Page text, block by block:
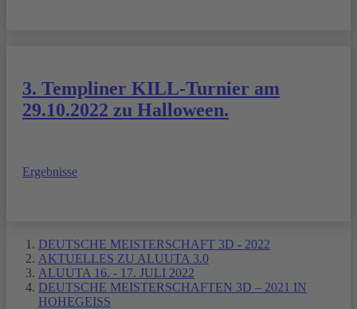
3. Templiner KILL-Turnier am
29.10.2022 zu Halloween.
Ergebnisse
DEUTSCHE MEISTERSCHAFT 3D - 2022
AKTUELLES ZU ALUUTA 3.0
ALUUTA 16. - 17. JULI 2022
DEUTSCHE MEISTERSCHAFTEN 3D – 2021 IN
HOHEGEISS